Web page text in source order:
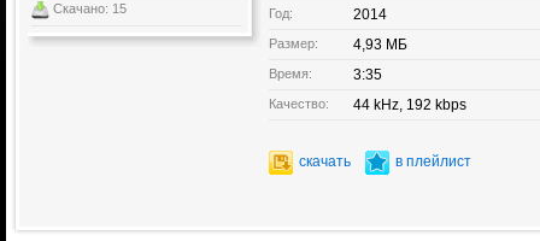
Скачано: 15 Год: 2014
Размер: 4,93 МБ
Время: 3:35
Качество: 44 kHz, 192 kbps
скачать в плейлист